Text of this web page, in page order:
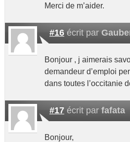
Merci de m’aider.
#16écrit par
Bonjour , j aimerais
demandeur d’emploi
dans toutes l’occitanie
#17écrit par fafata
Bonjour,